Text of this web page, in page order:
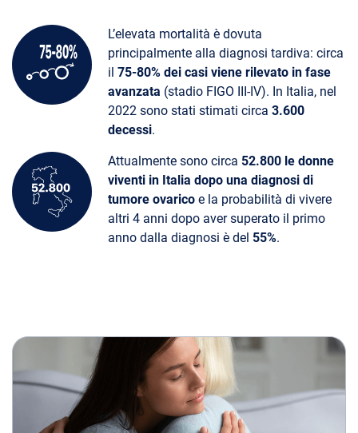
L’elevata mortalità è dovuta
principalmente alla diagnosi tardiva: circa
il 75-80% dei casi viene rilevato in fase
avanzata (stadio FIGO III-IV). In Italia, nel
2022 sono stati stimati circa 3.600
decessi.
Attualmente sono circa 52.800 le donne
viventi in Italia dopo una diagnosi di
tumore ovarico e la probabilità di vivere
altri 4 anni dopo aver superato il primo
anno dalla diagnosi è del 55%.